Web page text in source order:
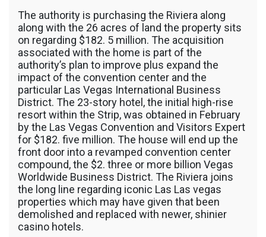
The authority is purchasing the Riviera along
along with the 26 acres of land the property sits
on regarding $182. 5 million. The acquisition
associated with the home is part of the
authority’s plan to improve plus expand the
impact of the convention center and the
particular Las Vegas International Business
District. The 23-story hotel, the initial high-rise
resort within the Strip, was obtained in February
by the Las Vegas Convention and Visitors Expert
for $182. five million. The house will end up the
front door into a revamped convention center
compound, the $2. three or more billion Vegas
Worldwide Business District. The Riviera joins
the long line regarding iconic Las Las vegas
properties which may have given that been
demolished and replaced with newer, shinier
casino hotels.